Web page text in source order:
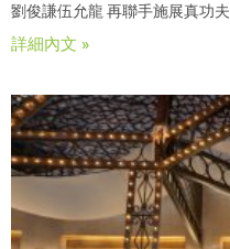
劉俊謙伍允龍 再聯手施展真功
詳細內文 »